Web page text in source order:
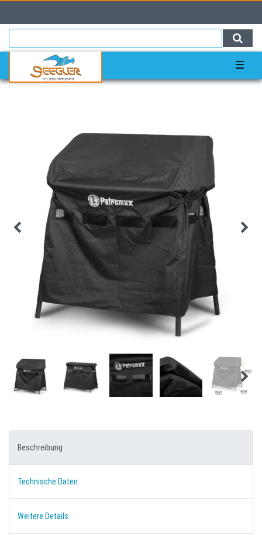
☰
Beschreibung
Technische Daten
Weitere Details